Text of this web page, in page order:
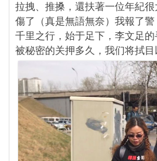
拉拽、推搡，還扶著一位年紀
傷了（真是無語無奈）我報了
千里之行，始于足下，李文足
被秘密的关押多久，我们将拭目